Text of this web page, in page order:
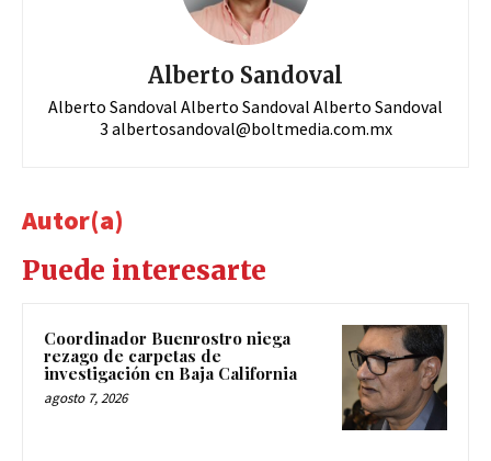
Alberto Sandoval
Alberto Sandoval Alberto Sandoval Alberto Sandoval
3 albertosandoval@boltmedia.com.mx
Autor(a)
Puede interesarte
Coordinador Buenrostro niega
rezago de carpetas de
investigación en Baja California
agosto 7, 2026